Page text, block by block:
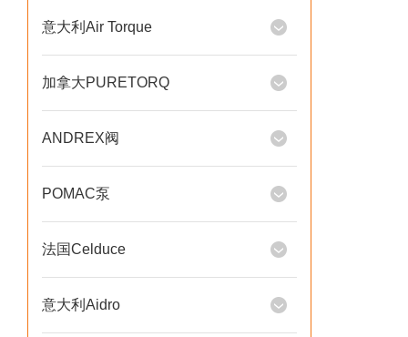
意大利Air Torque
加拿大PURETORQ
ANDREX阀
POMAC泵
法国Celduce
意大利Aidro